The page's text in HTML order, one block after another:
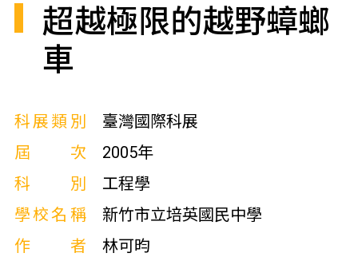
超越極限的越野蟑螂
車
科展類別
臺灣國際科展
屆次
2005年
科別
工程學
學校名稱
新竹市立培英國民中學
作者
林可昀